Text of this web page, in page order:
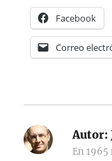
Facebook
Correo
Autor:
En 1965